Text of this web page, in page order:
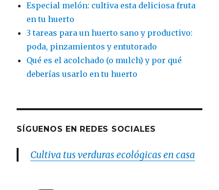
Especial melón: cultiva esta deliciosa fruta
en tu huerto
3 tareas para un huerto sano y productivo:
poda, pinzamientos y entutorado
Qué es el acolchado (o mulch) y por qué
deberías usarlo en tu huerto
SÍGUENOS EN REDES SOCIALES
Cultiva tus verduras ecológicas en casa